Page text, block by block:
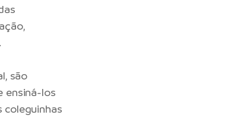
são
ensiná-los
coleguinhas